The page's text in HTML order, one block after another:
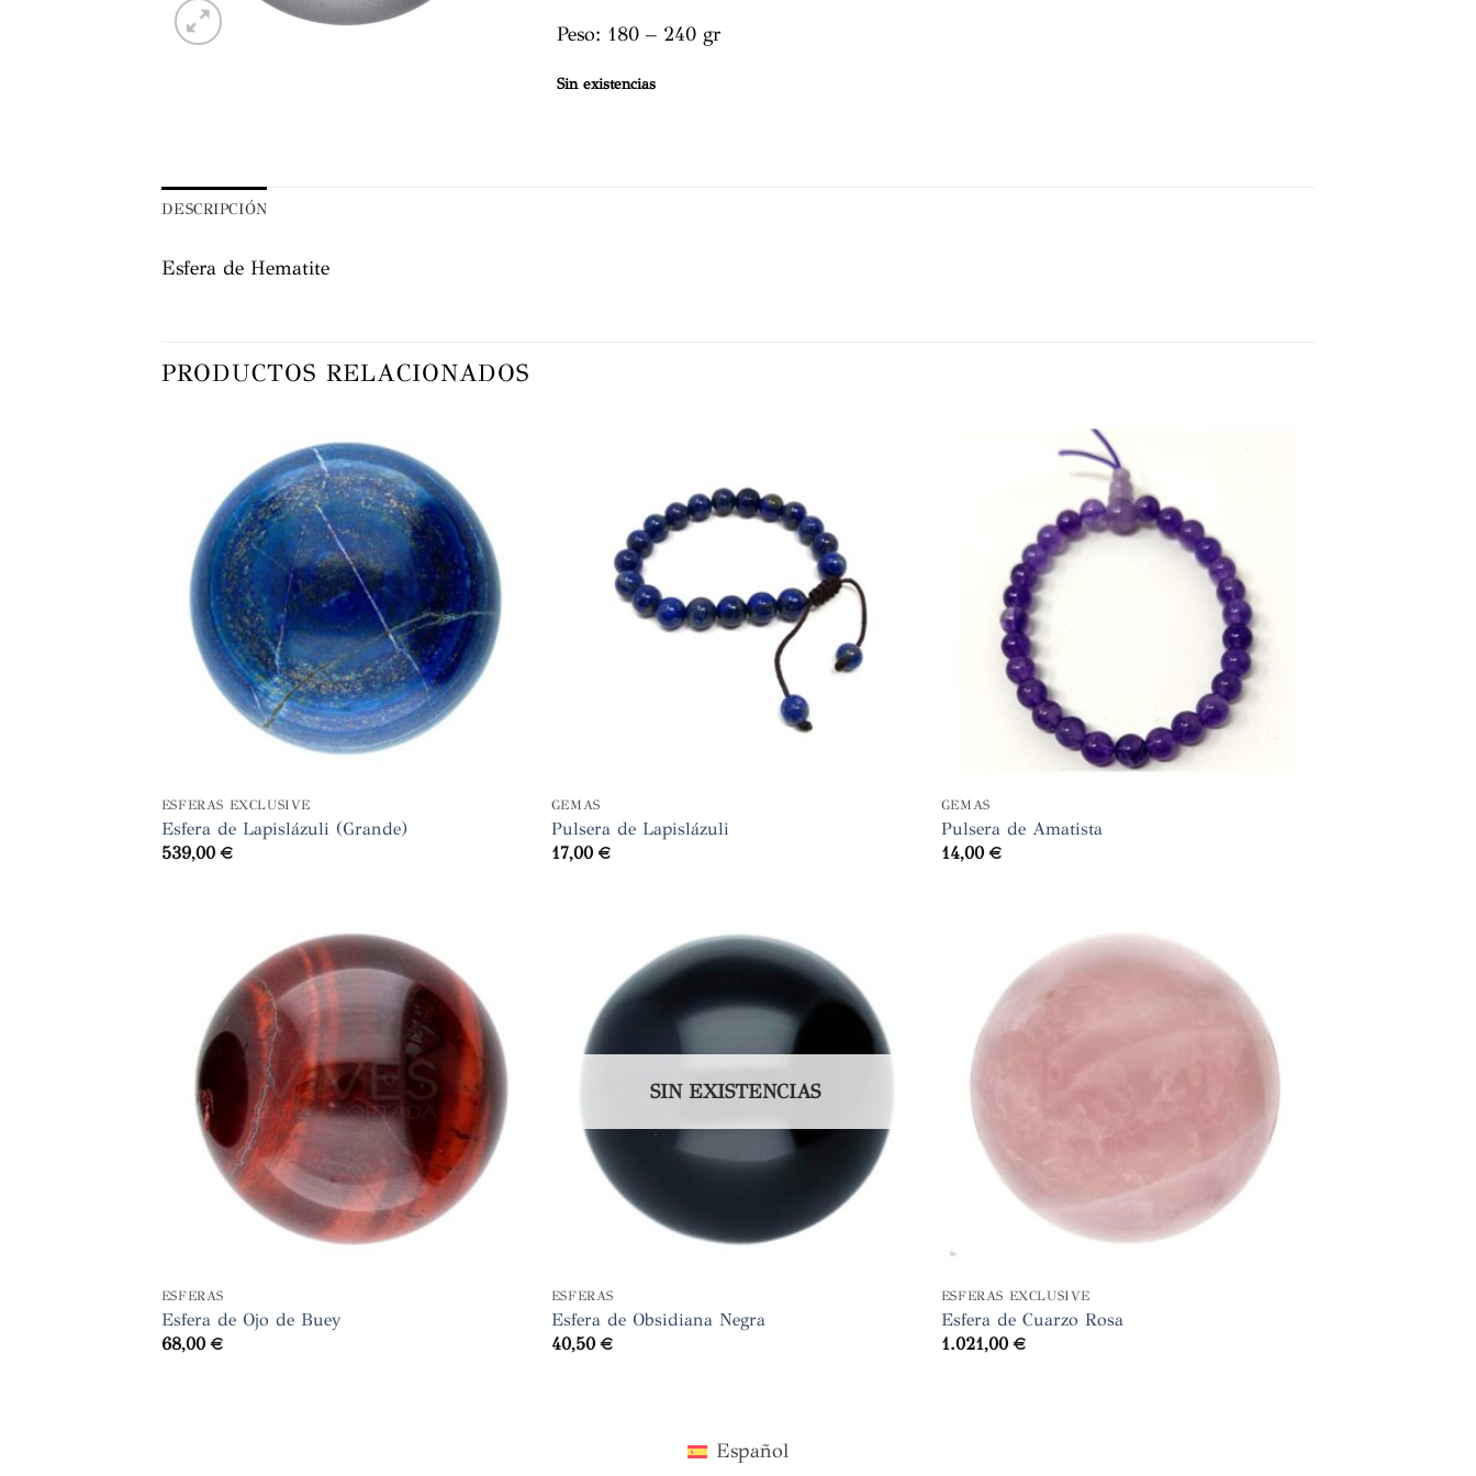
Peso: 180 – 240 gr
Sin existencias
DESCRIPCIÓN
Esfera de Hematite
PRODUCTOS RELACIONADOS
ESFERAS EXCLUSIVE
Esfera de Lapislázuli (Grande)
539,00 €
GEMAS
Pulsera de Lapislázuli
17,00 €
GEMAS
Pulsera de Amatista
14,00 €
ESFERAS
Esfera de Ojo de Buey
68,00 €
SIN EXISTENCIAS
ESFERAS
Esfera de Obsidiana Negra
40,50 €
ESFERAS EXCLUSIVE
Esfera de Cuarzo Rosa
1.021,00 €
Español